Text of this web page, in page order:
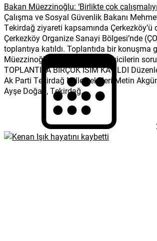
Bakan Müezzinoğlu: ‘Birlikte çok
Çalışma ve Sosyal Güvenlik Bakanı
Tekirdağ ziyareti kapsamında Çerkezköy’ü
Çerkezköy Organize Sanayi Bölgesi’nde
toplantıya katıldı. Toplantıda bir konuşma
Müezzinoğlu, daha sonra sanayicilerin
TOPLANTIYA BİRÇOK İSİM KATILDI
Ak Parti Tekirdağ Milletvekilleri Metin
Ayşe Doğan, Tekirdağ...